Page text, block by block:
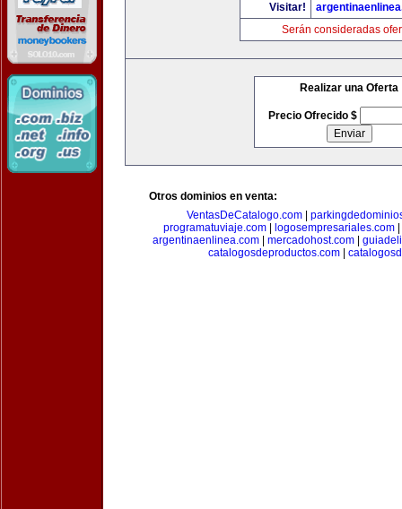
Visitar!
Serán consideradas
Realizar una Oferta
Precio Ofrecido $
Otros dominios en venta:
VentasDeCatalogo.com|
programatuviaje.com| logosempresariales.com|
argentinaenlinea.com| mercadohost.com|
catalogosdeproductos.com